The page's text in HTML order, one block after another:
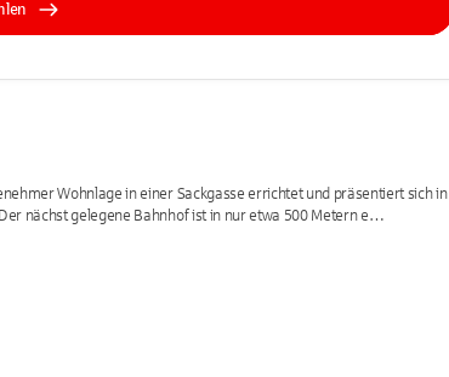
Wohnlage in einer Sackgasse errichtet und präsentiert sich in
nächst gelegene Bahnhof ist in nur etwa 500 Metern e…